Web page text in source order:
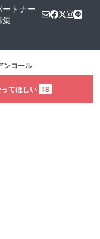
ートナー
集
ンコール
てほしい 18